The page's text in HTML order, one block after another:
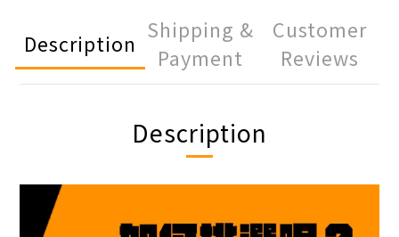
Description
Shipping &
Payment
Customer
Reviews
Description